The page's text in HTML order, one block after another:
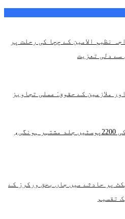
نظیم الامین کے چچا کی رحلت پر
سے دلی تعزیت
ملازمین کے حقوق: عملی تجاویز
گلگت بلتستان،اساتذہ کی 2200پوسٹیں جلد مشتہر ہونگی،
پر حادثے میں جاں بحق ورکرز کے
تقسیم